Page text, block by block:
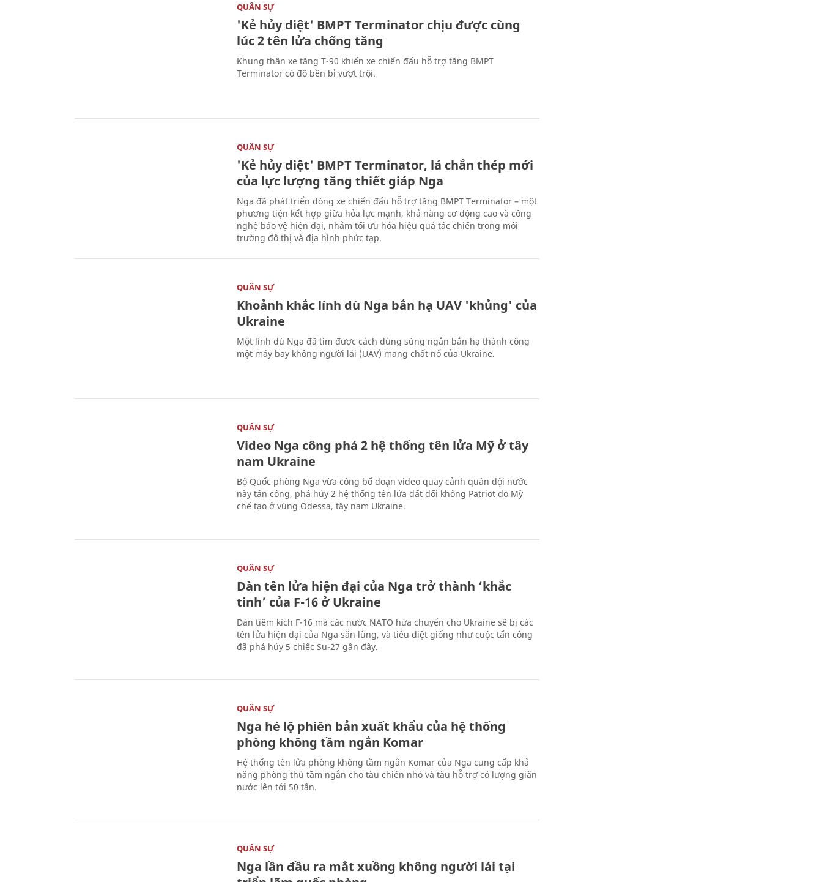
QUÂN SỰ
'Kẻ hủy diệt' BMPT Terminator chịu được cùng
lúc 2 tên lửa chống tăng
Khung thân xe tăng T-90 khiến xe chiến đấu hỗ trợ tăng BMPT
Terminator có độ bền bỉ vượt trội.
QUÂN SỰ
'Kẻ hủy diệt' BMPT Terminator, lá chắn thép mới
của lực lượng tăng thiết giáp Nga
Nga đã phát triển dòng xe chiến đấu hỗ trợ tăng BMPT Terminator – một
phương tiện kết hợp giữa hỏa lực mạnh, khả năng cơ động cao và công
nghệ bảo vệ hiện đại, nhằm tối ưu hóa hiệu quả tác chiến trong môi
trường đô thị và địa hình phức tạp.
QUÂN SỰ
Khoảnh khắc lính dù Nga bắn hạ UAV 'khủng' của
Ukraine
Một lính dù Nga đã tìm được cách dùng súng ngắn bắn hạ thành công
một máy bay không người lái (UAV) mang chất nổ của Ukraine.
QUÂN SỰ
Video Nga công phá 2 hệ thống tên lửa Mỹ ở tây
nam Ukraine
Bộ Quốc phòng Nga vừa công bố đoạn video quay cảnh quân đội nước
này tấn công, phá hủy 2 hệ thống tên lửa đất đối không Patriot do Mỹ
chế tạo ở vùng Odessa, tây nam Ukraine.
QUÂN SỰ
Dàn tên lửa hiện đại của Nga trở thành ‘khắc
tinh’ của F-16 ở Ukraine
Dàn tiêm kích F-16 mà các nước NATO hứa chuyển cho Ukraine sẽ bị các
tên lửa hiện đại của Nga săn lùng, và tiêu diệt giống như cuộc tấn công
đã phá hủy 5 chiếc Su-27 gần đây.
QUÂN SỰ
Nga hé lộ phiên bản xuất khẩu của hệ thống
phòng không tầm ngắn Komar
Hệ thống tên lửa phòng không tầm ngắn Komar của Nga cung cấp khả
năng phòng thủ tầm ngắn cho tàu chiến nhỏ và tàu hỗ trợ có lượng giãn
nước lên tới 50 tấn.
QUÂN SỰ
Nga lần đầu ra mắt xuồng không người lái tại